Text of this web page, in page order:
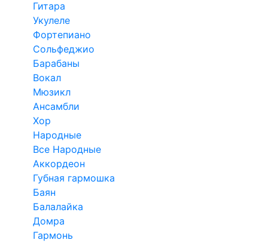
Гитара
Укулеле
Фортепиано
Сольфеджио
Барабаны
Вокал
Мюзикл
Ансамбли
Хор
Народные
Все Народные
Аккордеон
Губная гармошка
Баян
Балалайка
Домра
Гармонь